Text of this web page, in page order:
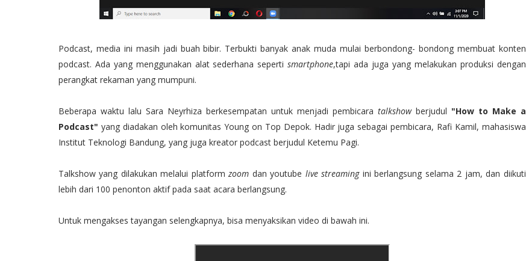
Podcast, media ini masih jadi buah bibir. Terbukti banyak anak muda mulai berbondong- bondong membuat konten
podcast. Ada yang menggunakan alat sederhana sepertismartphone,tapi ada juga yang melakukan produksi dengan
perangkat rekaman yang mumpuni.
Beberapa waktu lalu Sara Neyrhiza berkesempatan untuk menjadi pembicara talkshow berjudul "How to Make a
Podcast" yang diadakan oleh komunitas Young on Top Depok. Hadir juga sebagai pembicara, Rafi Kamil, mahasiswa
Institut Teknologi Bandung, yang juga kreator podcast berjudul Ketemu Pagi.
Talkshow yang dilakukan melalui platformzoom dan youtube live streamingini berlangsung selama 2 jam, dan diikuti
lebih dari 100 penonton aktif pada saat acara berlangsung.
Untuk mengakses tayangan selengkapnya, bisa menyaksikan video di bawah ini.